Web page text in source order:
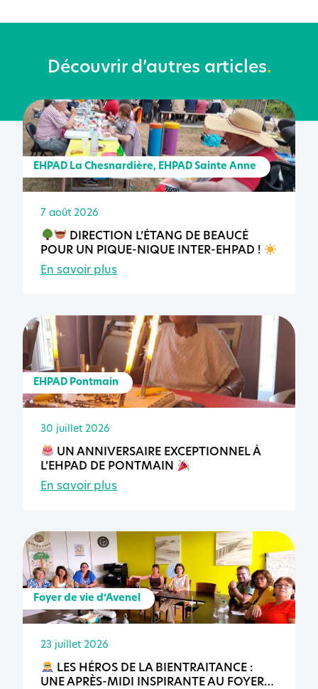
Découvrir d’autres articles.
EHPAD La Chesnardière, EHPAD Sainte Anne
7 août 2026
DIRECTION L’ÉTANG DE BEAUCÉ
POUR UN PIQUE-NIQUE INTER-EHPAD !
En savoir plus
EHPAD Pontmain
30 juillet 2026
UN ANNIVERSAIRE EXCEPTIONNEL À
L’EHPAD DE PONTMAIN
En savoir plus
Foyer de vie d’Avenel
23 juillet 2026
LES HÉROS DE LA BIENTRAITANCE :
UNE APRÈS-MIDI INSPIRANTE AU FOYER